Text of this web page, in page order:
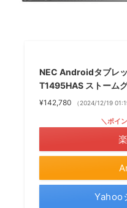
NEC Androidタブレ
T1495HAS ストーム
¥142,780 （2024/12/19
＼ポイ
Yahoo